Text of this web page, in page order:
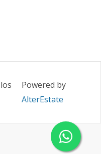
Powered by
AlterEstate